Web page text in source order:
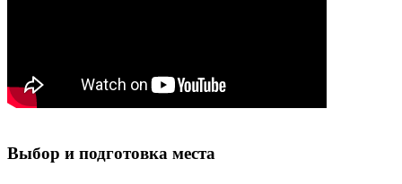
Выбор и подготовка места